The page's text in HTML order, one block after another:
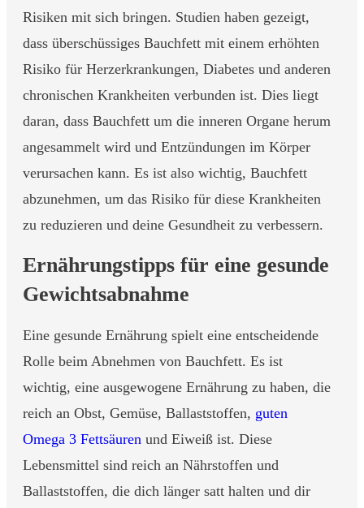
Risiken mit sich bringen. Studien haben gezeigt,
dass überschüssiges Bauchfett mit einem erhöhten
Risiko für Herzerkrankungen, Diabetes und anderen
chronischen Krankheiten verbunden ist. Dies liegt
daran, dass Bauchfett um die inneren Organe herum
angesammelt wird und Entzündungen im Körper
verursachen kann. Es ist also wichtig, Bauchfett
abzunehmen, um das Risiko für diese Krankheiten
zu reduzieren und deine Gesundheit zu verbessern.
Ernährungstipps für eine gesunde
Gewichtsabnahme
Eine gesunde Ernährung spielt eine entscheidende
Rolle beim Abnehmen von Bauchfett. Es ist
wichtig, eine ausgewogene Ernährung zu haben, die
reich an Obst, Gemüse, Ballaststoffen, guten
Omega 3 Fettsäuren und Eiweiß ist. Diese
Lebensmittel sind reich an Nährstoffen und
Ballaststoffen, die dich länger satt halten und dir